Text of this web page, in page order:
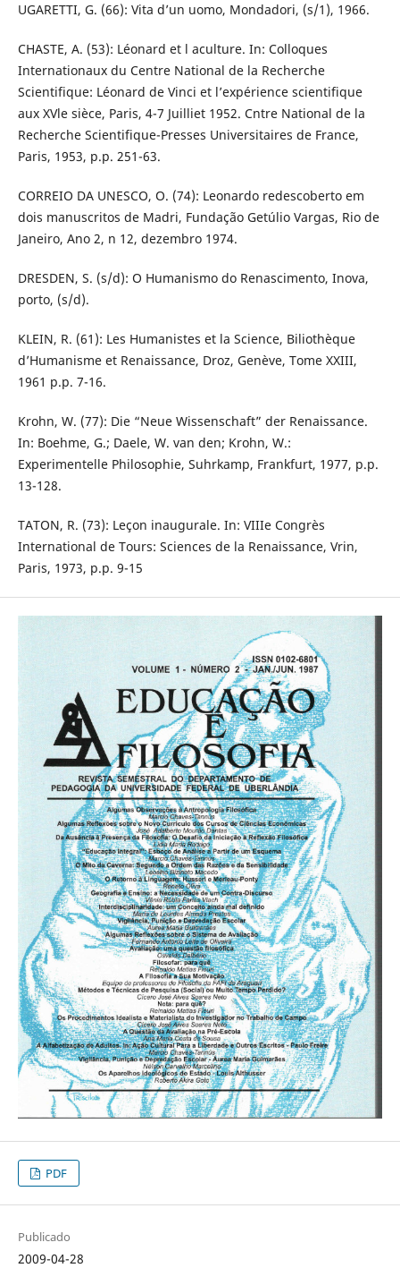
UGARETTI, G. (66): Vita d’un uomo, Mondadori, (s/1), 1966.
CHASTE, A. (53): Léonard et l aculture. In: Colloques
Internationaux du Centre National de la Recherche
Scientifique: Léonard de Vinci et l’expérience scientifique
aux XVle sièce, Paris, 4-7 Juilliet 1952. Cntre National de la
Recherche Scientifique-Presses Universitaires de France,
Paris, 1953, p.p. 251-63.
CORREIO DA UNESCO, O. (74): Leonardo redescoberto em
dois manuscritos de Madri, Fundação Getúlio Vargas, Rio de
Janeiro, Ano 2, n 12, dezembro 1974.
DRESDEN, S. (s/d): O Humanismo do Renascimento, Inova,
porto, (s/d).
KLEIN, R. (61): Les Humanistes et la Science, Biliothèque
d’Humanisme et Renaissance, Droz, Genève, Tome XXIII,
1961 p.p. 7-16.
Krohn, W. (77): Die “Neue Wissenschaft” der Renaissance.
In: Boehme, G.; Daele, W. van den; Krohn, W.:
Experimentelle Philosophie, Suhrkamp, Frankfurt, 1977, p.p.
13-128.
TATON, R. (73): Leçon inaugurale. In: VIIIe Congrès
International de Tours: Sciences de la Renaissance, Vrin,
Paris, 1973, p.p. 9-15
PDF
Publicado
2009-04-28